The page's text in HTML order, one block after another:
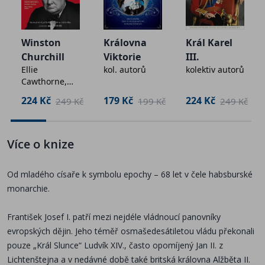
revoluce, zrodu silné dělnické třídy, vzestupu národních
emancipací a nacionalismu i postupného oslabování výsadního
postavení církví. Zažil vrchol moci monarchie, její přeměnu v
rakousko-uherské soustátí, následný pokles mezinárodní prestiže
i vypuknutí Velké války.
Možná i proto je dnes jeho osobnost vnímána překvapivě
rozporuplně – často podle toho, z jakého národního pohledu
hospodářský i kulturní kapitál, z něhož těžila celá střední Evropa
monarchie.
Lze se samozřejmě ptát, zda byl František Josef I. úspěšným
státníkem, nebo spíše mimořádně výkonným „vrchním
Winston
Churchill
Ellie
Cawthorne,
Hodgman a
224 Kč 249 Kč
Královna
Viktorie
kol. autorů
179 Kč 199 Kč
Král Karel
III.
kolektiv autorů
224 Kč 249 Kč
Více o knize
Od mladého císaře k symbolu epochy – 68 let v čele habsburské
monarchie.
František Josef I. patří mezi nejdéle vládnoucí panovníky
evropských dějin. Jeho téměř osmašedesátiletou vládu překonali
pouze „Král Slunce“ Ludvík XIV., často opomíjený Jan II. z
Lichtenštejna a v nedávné době také britská královna Alžběta II.